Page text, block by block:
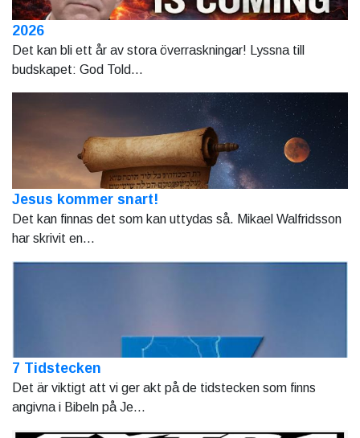
2026
Det kan bli ett år av stora överraskningar! Lyssna till
budskapet: God Told...
Jesus kommer snart!
Det kan finnas det som kan uttydas så. Mikael Walfridsson
har skrivit en...
7 Tidstecken
Det är viktigt att vi ger akt på de tidstecken som finns
angivna i Bibeln på Je...